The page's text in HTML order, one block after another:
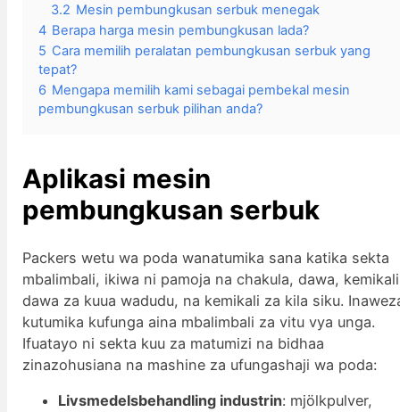
3.2 Mesin pembungkusan serbuk menegak
4 Berapa harga mesin pembungkusan lada?
5 Cara memilih peralatan pembungkusan serbuk yang
tepat?
6 Mengapa memilih kami sebagai pembekal mesin
pembungkusan serbuk pilihan anda?
Aplikasi mesin
pembungkusan serbuk
Packers wetu wa poda wanatumika sana katika sekta
mbalimbali, ikiwa ni pamoja na chakula, dawa,
dawa za kuua wadudu, na kemikali za kila siku.
kutumika kufunga aina mbalimbali za vitu vya unga.
Ifuatayo ni sekta kuu za matumizi na bidhaa
zinazohusiana na mashine za ufungashaji wa poda:
Livsmedelsbehandling industrin: mjölkpulver,